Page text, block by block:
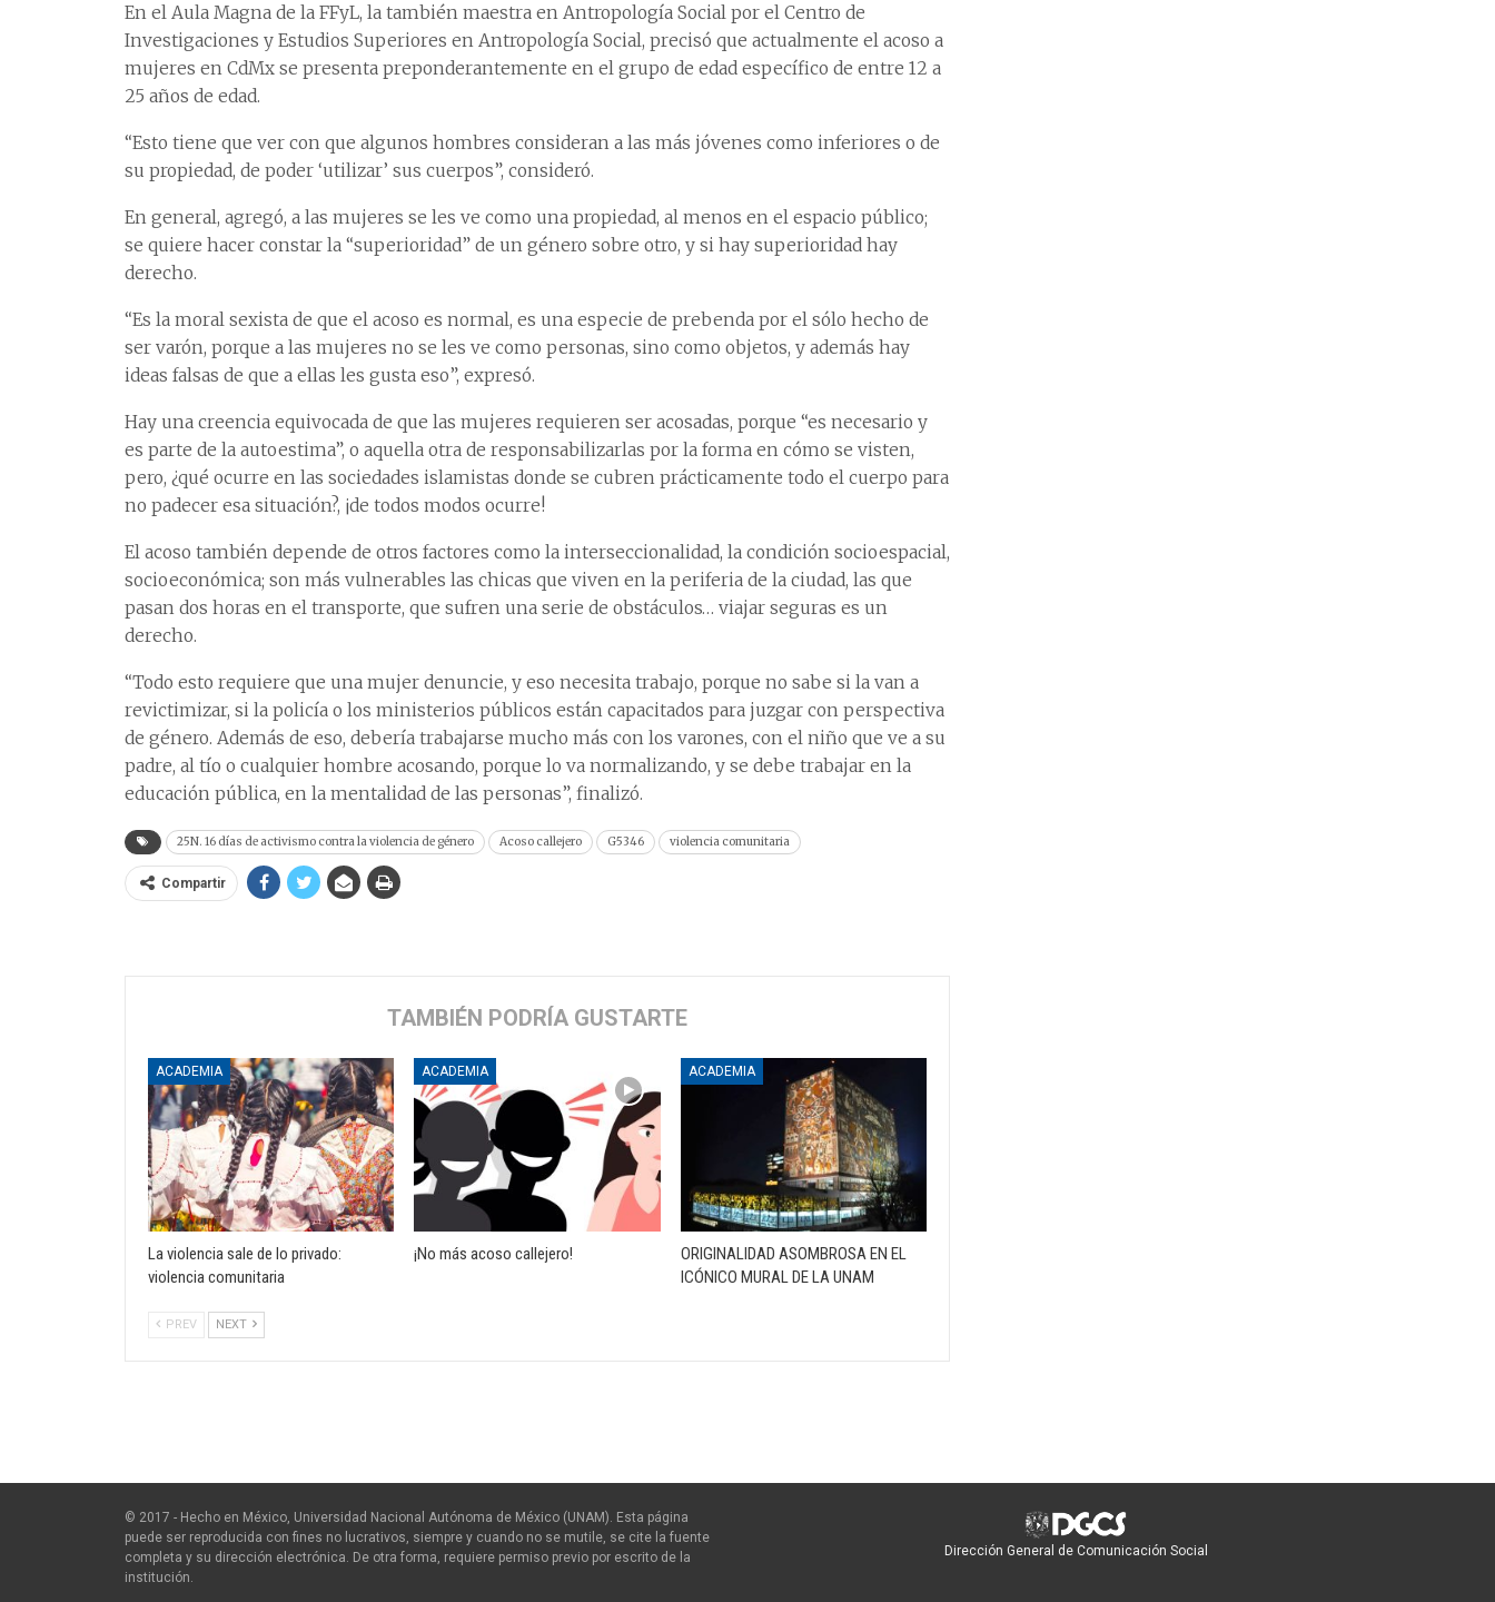
En el Aula Magna de la FFyL, la también maestra en Antropología Social por el Centro de
Investigaciones y Estudios Superiores en Antropología Social, precisó que actualmente el acoso a
mujeres en CdMx se presenta preponderantemente en el grupo de edad específico de entre 12 a
25 años de edad.
“Esto tiene que ver con que algunos hombres consideran a las más jóvenes como inferiores o de
su propiedad, de poder ‘utilizar’ sus cuerpos”, consideró.
En general, agregó, a las mujeres se les ve como una propiedad, al menos en el espacio público;
se quiere hacer constar la “superioridad” de un género sobre otro, y si hay superioridad hay
derecho.
“Es la moral sexista de que el acoso es normal, es una especie de prebenda por el sólo hecho de
ser varón, porque a las mujeres no se les ve como personas, sino como objetos, y además hay
ideas falsas de que a ellas les gusta eso”, expresó.
Hay una creencia equivocada de que las mujeres requieren ser acosadas, porque “es necesario y
es parte de la autoestima”, o aquella otra de responsabilizarlas por la forma en cómo se visten,
pero, ¿qué ocurre en las sociedades islamistas donde se cubren prácticamente todo el cuerpo para
no padecer esa situación?, ¡de todos modos ocurre!
El acoso también depende de otros factores como la interseccionalidad, la condición socioespacial,
socioeconómica; son más vulnerables las chicas que viven en la periferia de la ciudad, las que
pasan dos horas en el transporte, que sufren una serie de obstáculos… viajar seguras es un
derecho.
“Todo esto requiere que una mujer denuncie, y eso necesita trabajo, porque no sabe si la van a
revictimizar, si la policía o los ministerios públicos están capacitados para juzgar con perspectiva
de género. Además de eso, debería trabajarse mucho más con los varones, con el niño que ve a su
padre, al tío o cualquier hombre acosando, porque lo va normalizando, y se debe trabajar en la
educación pública, en la mentalidad de las personas”, finalizó.
25N. 16 días de activismo contra la violencia de género Acoso callejero G5346 violencia comunitaria
Compartir
TAMBIÉN PODRÍA GUSTARTE
ACADEMIA
La violencia sale de lo privado:
violencia comunitaria
ACADEMIA
¡No más acoso callejero!
ACADEMIA
ORIGINALIDAD ASOMBROSA EN EL
ICÓNICO MURAL DE LA UNAM
PREV NEXT
© 2017 - Hecho en México, Universidad Nacional Autónoma de México (UNAM). Esta página
puede ser reproducida con fines no lucrativos, siempre y cuando no se mutile, se cite la fuente
completa y su dirección electrónica. De otra forma, requiere permiso previo por escrito de la
institución.
Dirección General de Comunicación Social